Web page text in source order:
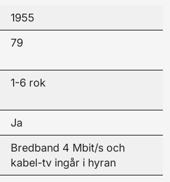
1955
79
1-6 rok
Ja
Bredband 4 Mbit/s och
kabel-tv ingår i hyran